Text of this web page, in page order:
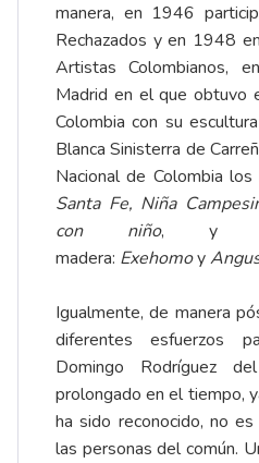
manera, en 1946
Rechazados y en 1948
Artistas Colombianos,
Madrid en el que obtuvo
Colombia con su escultura
Blanca Sinisterra de
Nacional de Colombia los
Santa Fe, Niña
con niño, y
madera: Exehomoy
Igualmente, de manera
diferentes esfuerzos
Domingo Rodríguez
prolongado en el tiempo,
ha sido reconocido, no
las personas del común.